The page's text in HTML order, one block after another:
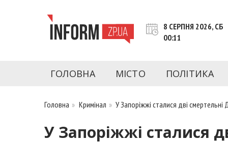
INFORM.ZP.UA – це інформаційний
Запоріжжя та Запорізької області на день.
8 СЕРПНЯ 2026, СБ
00:11
ГОЛОВНА МІСТО ПОЛІТИКА
Головна » Кримінал »У Запоріжжі сталися дві смертельні
У Запоріжжі сталися